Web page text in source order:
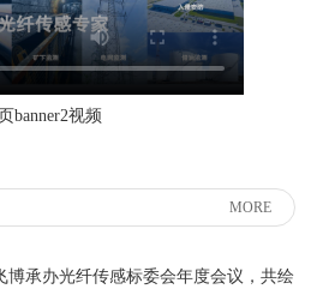
banner2视频
MORE
博承办光纤传感标委会年度会议，共绘